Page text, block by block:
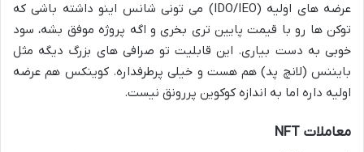
عرضه های اولیه (IDO/IEO) می تونی شانس اینو داشته باشی که
توکن ها رو با قیمت پایین تری بخری و اگه پروژه موفق بشه، سود
خوبی به دست بیاری. این قابلیت تو صرافی های بزرگ دیگه مثل
بایننس (لانچ پد) هم هست و خیلی پرطرفداره. کوینکس هم عرضه
اولیه داره اما به اندازه کوکوین پررونق نیست.
معاملات NFT